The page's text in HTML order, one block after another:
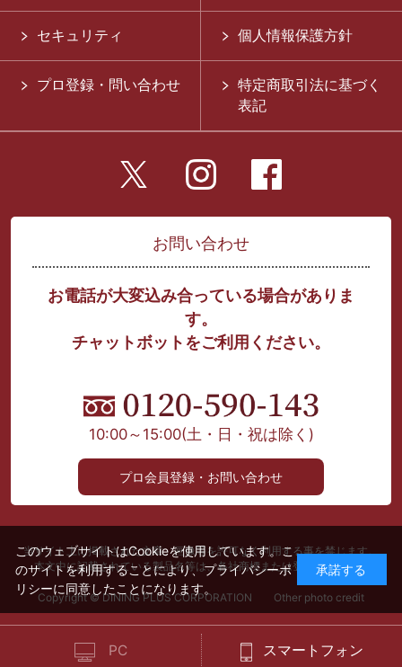
PC スマートフォン
セキュリティ 個人情報保護方針
プロ登録・問い合わせ
特定商取引法に基づく
表記
お問い合わせ
お電話が大変込み合っている場合がありま
す。
チャットボットをご利用ください。
10:00～15:00(土・日・祝は除く)
プロ会員登録・お問い合わせ
当サイト上に掲載された文章、画像等を許可なく利用する事を禁じます。
本文中に記載されている製品名等は、各社商標または登録商標です。
Copyright © DINING PLUS CORPORATION Other photo credit
このウェブサイトはCookieを使用しています。こ
のサイトを利用することにより、プライバシーポ
リシーに同意したことになります。
承諾する